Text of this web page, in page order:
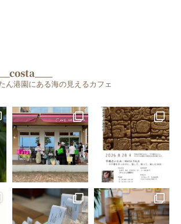
ん港園にある海の見えるカフェ